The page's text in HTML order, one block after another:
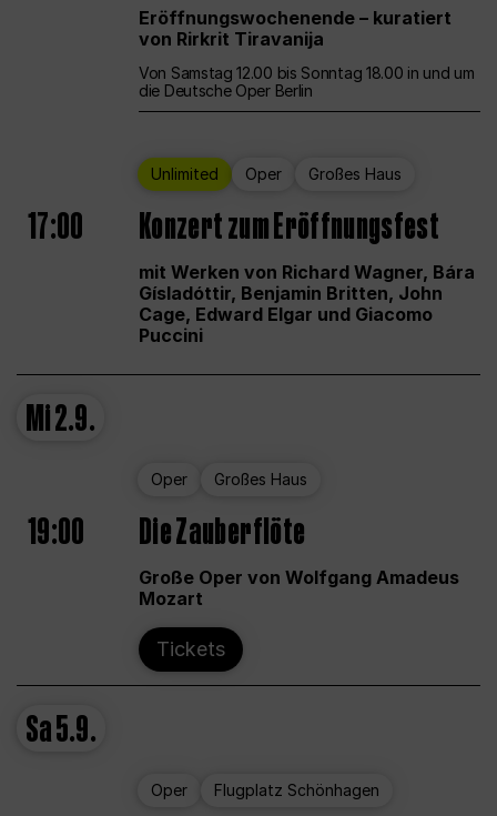
Eröffnungswochenende – kuratiert
von Rirkrit Tiravanija
Von Samstag 12.00 bis Sonntag 18.00 in und um
die Deutsche Oper Berlin
Unlimited Oper Großes Haus
17:00 Konzert zum Eröffnungsfest
mit Werken von Richard Wagner, Bára
Gísladóttir, Benjamin Britten, John
Cage, Edward Elgar und Giacomo
Puccini
Mi2.9.
Oper Großes Haus
19:00 Die Zauberflöte
Große Oper von Wolfgang Amadeus
Mozart
Tickets
Sa5.9.
Oper Flugplatz Schönhagen